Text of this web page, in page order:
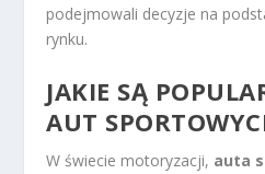
podejmowali decyzje na
rynku.
JAKIE SĄ
AUT
W świecie motoryzacji, auta